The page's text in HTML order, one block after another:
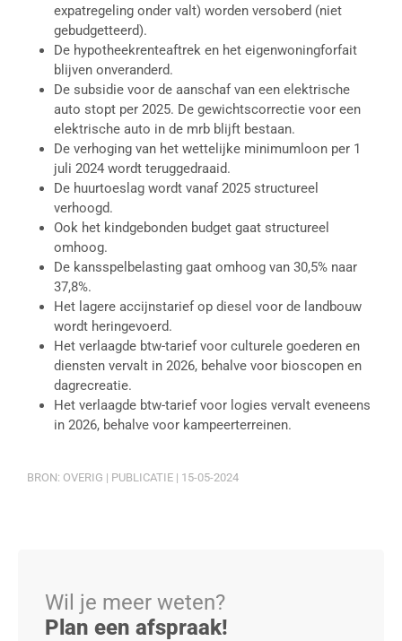
expatregeling onder valt) worden versoberd (niet
gebudgetteerd).
De hypotheekrenteaftrek en het eigenwoningforfait
blijven onveranderd.
De subsidie voor de aanschaf van een elektrische
auto stopt per 2025. De gewichtscorrectie voor een
elektrische auto in de mrb blijft bestaan.
De verhoging van het wettelijke minimumloon per 1
juli 2024 wordt teruggedraaid.
De huurtoeslag wordt vanaf 2025 structureel
verhoogd.
Ook het kindgebonden budget gaat structureel
omhoog.
De kansspelbelasting gaat omhoog van 30,5% naar
37,8%.
Het lagere accijnstarief op diesel voor de landbouw
wordt heringevoerd.
Het verlaagde btw-tarief voor culturele goederen en
diensten vervalt in 2026, behalve voor bioscopen en
dagrecreatie.
Het verlaagde btw-tarief voor logies vervalt eveneens
in 2026, behalve voor kampeerterreinen.
BRON: OVERIG | PUBLICATIE | 15-05-2024
Wil je meer weten?
Plan een afspraak!